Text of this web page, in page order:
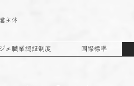
主体
ェ職業認証制度 国際標準